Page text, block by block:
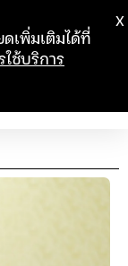
เพิ่มเติมได้ที่
ช้บริการ
X